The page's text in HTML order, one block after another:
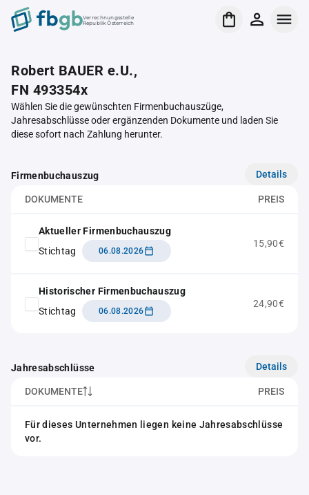
Verrechnungsstelle
Republik Österreich
Robert BAUER e.U.,
FN 493354x
Wählen Sie die gewünschten Firmenbuchauszüge,
Jahresabschlüsse oder ergänzenden Dokumente und laden Sie
diese sofort nach Zahlung herunter.
Firmenbuchauszug Details
DOKUMENTE PREIS
Aktueller Firmenbuchauszug
Stichtag
06.08.2026
15,90€
Historischer Firmenbuchauszug
Stichtag
06.08.2026
24,90€
Jahresabschlüsse Details
DOKUMENTE PREIS
Für dieses Unternehmen liegen keine Jahresabschlüsse
vor.